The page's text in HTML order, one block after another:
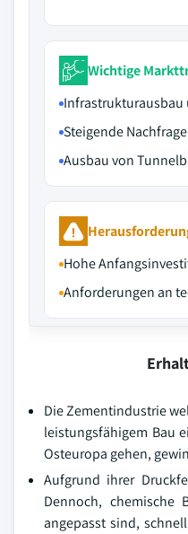
Wichtige
Steigende
Ausbau von
Hohe
Anforderungen an
Die Zementindustrie
leistungsfähigem Bau
Osteuropa gehen,
Aufgrund ihrer
Dennoch, chemische
angepasst sind,